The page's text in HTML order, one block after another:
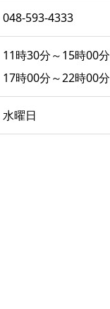
048-593-4333
11時30分～15時00分
17時00分～22時00分
水曜日